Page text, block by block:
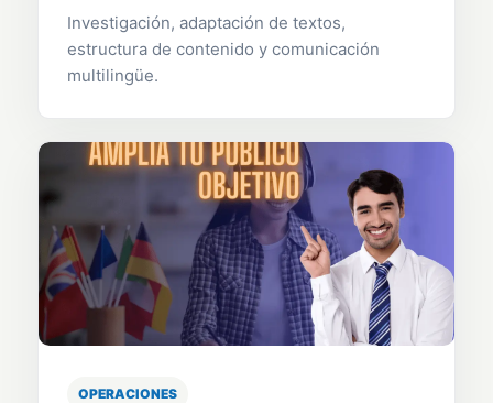
Investigación, adaptación de textos,
estructura de contenido y comunicación
multilingüe.
OPERACIONES